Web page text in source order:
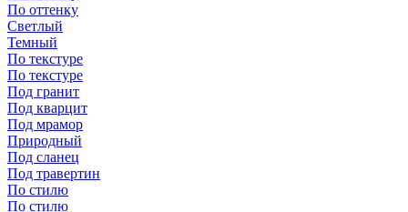
По оттенку
Светлый
Темный
По текстуре
По текстуре
Под гранит
Под кварцит
Под мрамор
Природный
Под сланец
Под травертин
По стилю
По стилю